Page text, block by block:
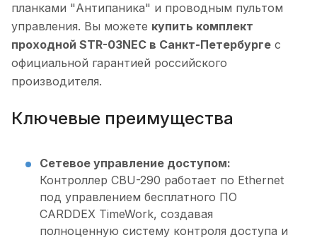
планками "Антипаника" и проводным пультом
управления. Вы можете купить комплект
проходной STR-03NEC в Санкт-Петербурге с
официальной гарантией российского
производителя.
Ключевые преимущества
Сетевое управление доступом:
Контроллер CBU-290 работает по Ethernet
под управлением бесплатного ПО
CARDDEX TimeWork, создавая
полноценную систему контроля доступа и